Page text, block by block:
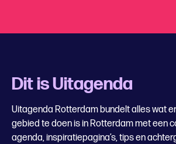
Dit is Uitagenda
Uitagenda Rotterdam bundelt alles wat
gebied te doen is in Rotterdam met een
agenda, inspiratiepagina’s, tips en